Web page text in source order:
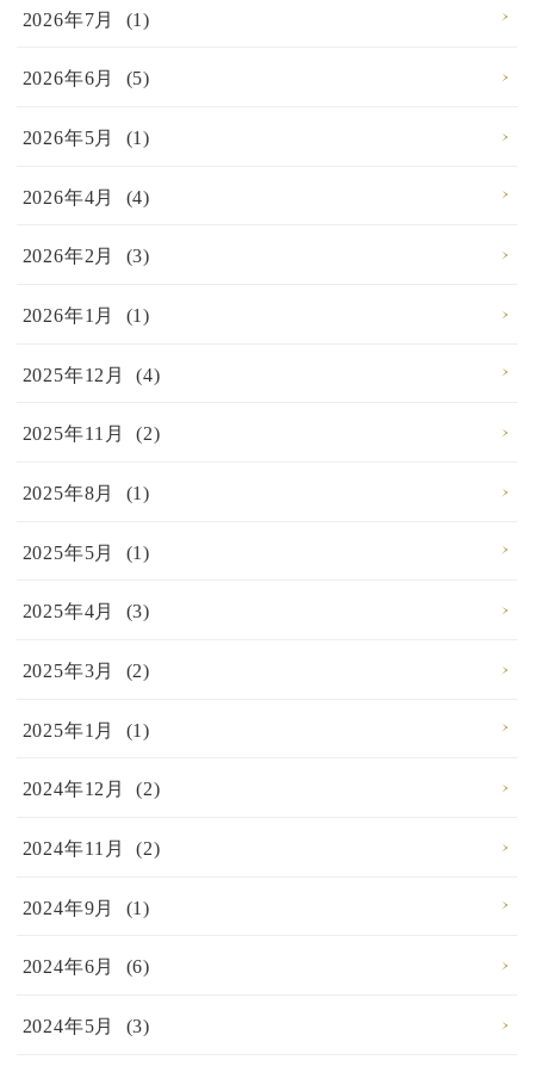
2026年7月 (1)
2026年6月 (5)
2026年5月 (1)
2026年4月 (4)
2026年2月 (3)
2026年1月 (1)
2025年12月 (4)
2025年11月 (2)
2025年8月 (1)
2025年5月 (1)
2025年4月 (3)
2025年3月 (2)
2025年1月 (1)
2024年12月 (2)
2024年11月 (2)
2024年9月 (1)
2024年6月 (6)
2024年5月 (3)